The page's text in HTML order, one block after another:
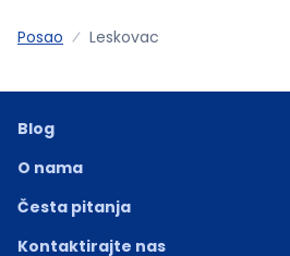
Posao Leskovac
Blog
O nama
Česta pitanja
Kontaktirajte nas